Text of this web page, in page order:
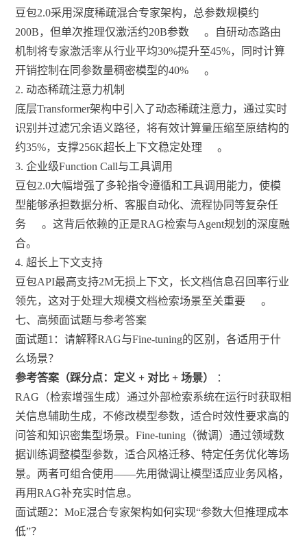
豆包2.0采用深度稀疏混合专家架构，总参数规模约
200B，但单次推理仅激活约20B参数
。自研动态路由
机制将专家激活率从行业平均30%提升至45%，同时计算
开销控制在同参数量稠密模型的40%
。
2. 动态稀疏注意力机制
底层Transformer架构中引入了动态稀疏注意力，通过实时
识别并过滤冗余语义路径，将有效计算量压缩至原结构的
约35%，支撑256K超长上下文稳定处理
。
3. 企业级Function Call与工具调用
豆包2.0大幅增强了多轮指令遵循和工具调用能力，使模
型能够承担数据分析、客服自动化、流程协同等复杂任
务
。这背后依赖的正是RAG检索与Agent规划的深度融
合。
4. 超长上下文支持
豆包API最高支持2M无损上下文，长文档信息召回率行业
领先，这对于处理大规模文档检索场景至关重要
。
七、高频面试题与参考答案
面试题1：请解释RAG与Fine-tuning的区别，各适用于什
么场景？
参考答案（踩分点：定义 + 对比 + 场景）
：
RAG（检索增强生成）通过外部检索系统在运行时获取相
关信息辅助生成，不修改模型参数，适合时效性要求高的
问答和知识密集型场景。Fine-tuning（微调）通过领域数
据训练调整模型参数，适合风格迁移、特定任务优化等场
景。两者可组合使用——先用微调让模型适应业务风格，
再用RAG补充实时信息。
面试题2：MoE混合专家架构如何实现“参数大但推理成本
低”？